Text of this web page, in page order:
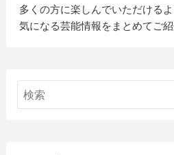
多くの方に楽しんでいただけるよ
気になる芸能情報をまとめてご紹